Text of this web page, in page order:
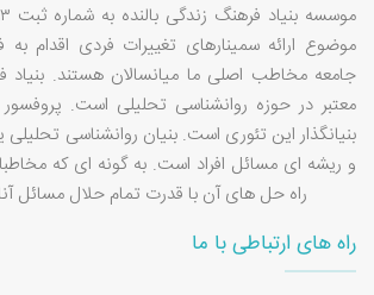
موضوع ارائه سمینارهای تغییرات فردی اقدام
جامعه مخاطب اصلی ما میانسالان هستند. بنیاد
معتبر در حوزه روانشناسی تحلیلی است.
بنیانگذار این تئوری است. بنیان روانشناسی
و ریشه ای مسائل افراد است. به گونه ای که
راه حل های آن با قدرت تمام حلال مسائل
راه های ارتباطی با ما